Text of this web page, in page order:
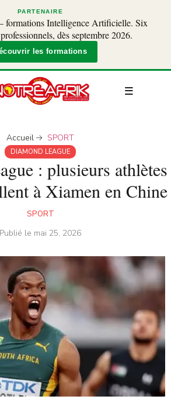
PARTENAIRE
Intelligence Artificielle. Six
dès septembre 2026.
les formations
Accueil SPORT
DIAMOND LEAGUE
: plusieurs athlètes
à Xiamen en Chine
SPORT
Publié le mai 25, 2026